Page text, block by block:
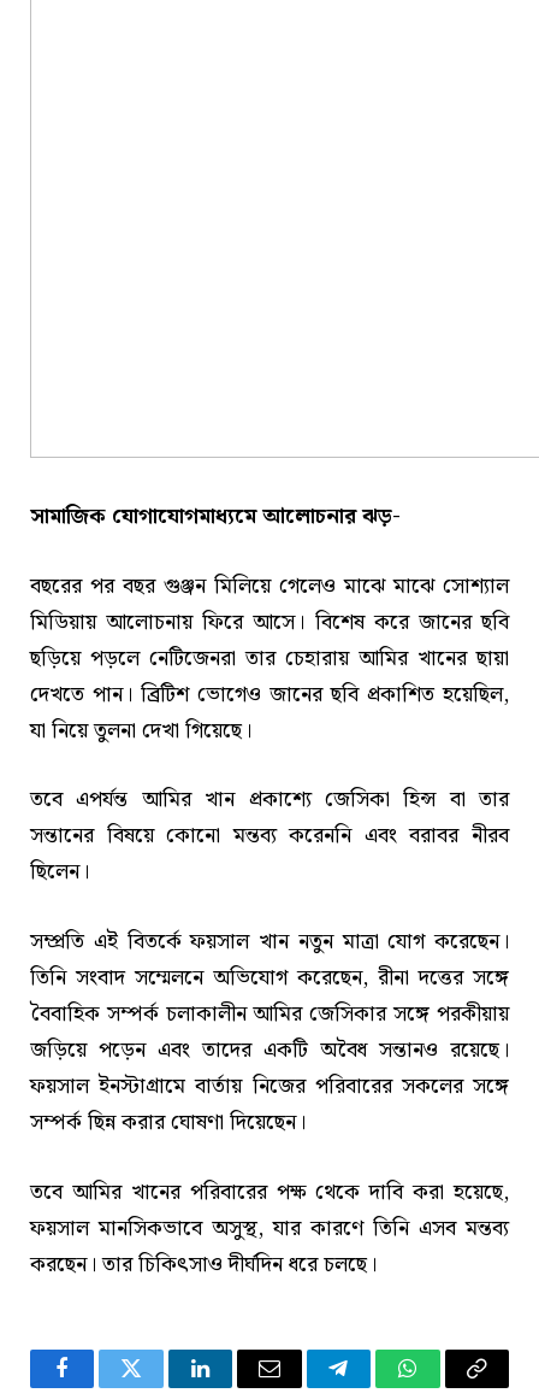
সামাজিক যোগাযোগমাধ্যমে আলোচনার ঝড়-
বছরের পর বছর গুঞ্জন মিলিয়ে গেলেও মাঝে মাঝে সোশ্যাল
মিডিয়ায় আলোচনায় ফিরে আসে। বিশেষ করে জানের ছবি
ছড়িয়ে পড়লে নেটিজেনরা তার চেহারায় আমির খানের ছায়া
দেখতে পান। ব্রিটিশ ভোগেও জানের ছবি প্রকাশিত হয়েছিল,
যা নিয়ে তুলনা দেখা গিয়েছে।
তবে এপর্যন্ত আমির খান প্রকাশ্যে জেসিকা হিন্স বা তার
সন্তানের বিষয়ে কোনো মন্তব্য করেননি এবং বরাবর নীরব
ছিলেন।
সম্প্রতি এই বিতর্কে ফয়সাল খান নতুন মাত্রা যোগ করেছেন।
তিনি সংবাদ সম্মেলনে অভিযোগ করেছেন, রীনা দত্তের সঙ্গে
বৈবাহিক সম্পর্ক চলাকালীন আমির জেসিকার সঙ্গে পরকীয়ায়
জড়িয়ে পড়েন এবং তাদের একটি অবৈধ সন্তানও রয়েছে।
ফয়সাল ইনস্টাগ্রামে বার্তায় নিজের পরিবারের সকলের সঙ্গে
সম্পর্ক ছিন্ন করার ঘোষণা দিয়েছেন।
তবে আমির খানের পরিবারের পক্ষ থেকে দাবি করা হয়েছে,
ফয়সাল মানসিকভাবে অসুস্থ, যার কারণে তিনি এসব মন্তব্য
করছেন। তার চিকিৎসাও দীর্ঘদিন ধরে চলছে।
FacebookTwitter LinkedInEmail TelegramWhatsApp
Copy